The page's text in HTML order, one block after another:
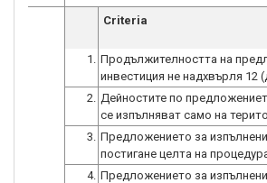
Criteria
1. Продължителността на
инвестиция не надхвърля 12
2. Дейностите по
се изпълняват само на
3. Предложението за
постигане целта на
4. Предложението за